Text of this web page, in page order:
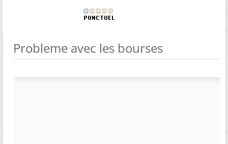
Probleme avec les bourses